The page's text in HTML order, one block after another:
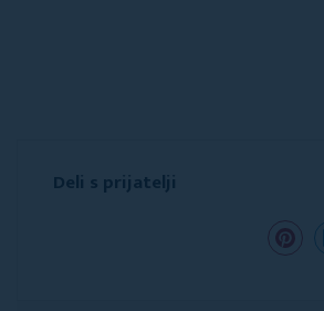
Deli s prijatelji